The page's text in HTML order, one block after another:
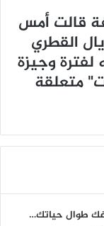
قالت أمس
القطري
وجيزة
متعلقة
طوال حياتك…